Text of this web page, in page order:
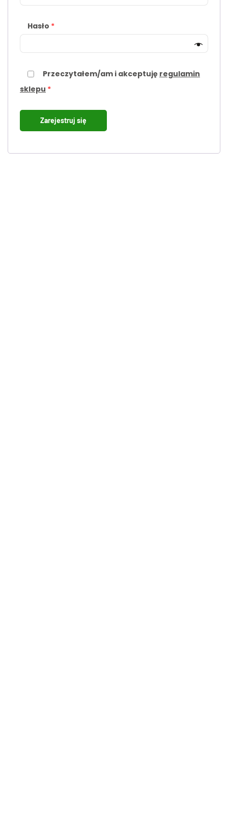
Hasło *
Przeczytałem/am i akceptuję regulamin
sklepu *
Zarejestruj się